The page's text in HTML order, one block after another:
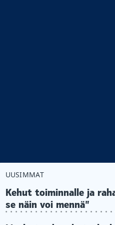
UUSIMMAT
Kehut toiminnalle ja
se näin voi mennä”